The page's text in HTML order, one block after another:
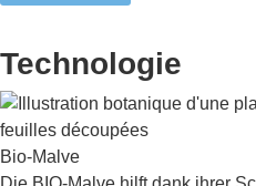
Technologie
Bio-Malve